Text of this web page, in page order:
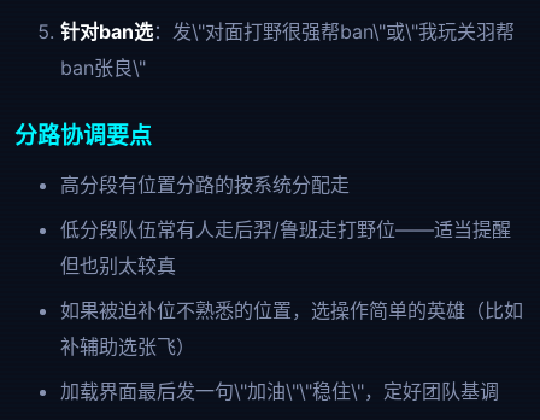
针对ban选：发\"对面打野很强帮ban\"或\"我玩关羽帮
ban张良\"
分路协调要点
高分段有位置分路的按系统分配走
低分段队伍常有人走后羿/鲁班走打野位——适当提醒
但也别太较真
如果被迫补位不熟悉的位置，选操作简单的英雄（比如
补辅助选张飞）
加载界面最后发一句\"加油\"\"稳住\"，定好团队基调